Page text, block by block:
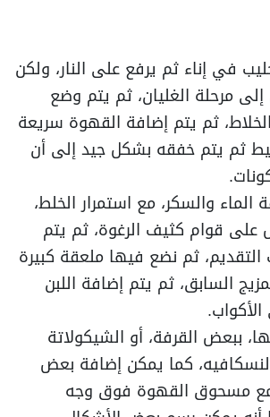
في إناء ثم يرفع على النار، ولكن
مرحلة الغليان، ثم يتم وضع
ثم يتم إضافة القهوة سريعة
ثم يتم خفقه بشكل جيد إلى أن
الماء والسكر، مع استمرار الخلط،
على قوام كثيف الرغوة، ثم يتم
التقديم، ثم نضع فيها ملعقة كبيرة
السابق، ثم يتم إضافة اللبن
ببعض القرفة، أو الشيكولاتة
النسكافيه، كما يمكن إضافة بعض
مع مسحوق القهوة فوق وجه